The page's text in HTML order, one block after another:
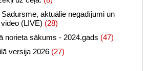
aktuālie negadījumi un
(LIVE) (28)
norieta sākums - 2024.gads (47)
versija 2026 (27)